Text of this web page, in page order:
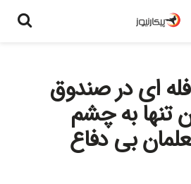
ای در صندوق
تنها به چشم
بی دفاع